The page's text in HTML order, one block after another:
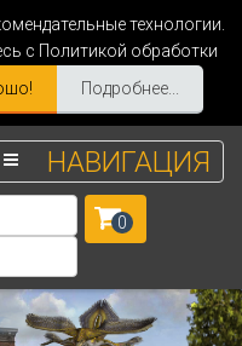
технологии.
с Политикой обработки
Подробнее...
НАВИГАЦИЯ
0